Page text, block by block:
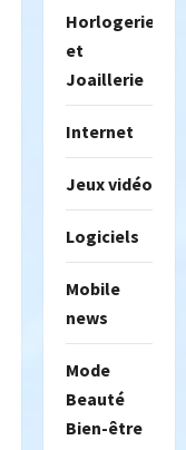
Horlogerie
et
Joaillerie
Internet
Jeux vidéo
Logiciels
Mobile
news
Mode
Beauté
Bien-être